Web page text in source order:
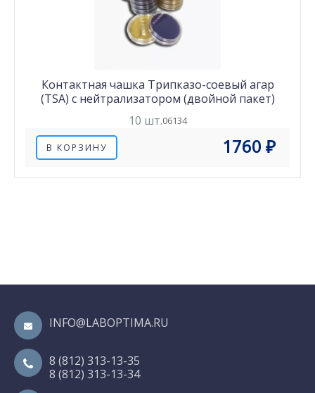
Контактная чашка Трипказо-соевый агар
(TSA) с нейтрализатором (двойной пакет)
10 шт.06134
1760 ₽
В КОРЗИНУ
INFO@LABOPTIMA.RU
8 (812) 313-13-35
8 (812) 313-13-34